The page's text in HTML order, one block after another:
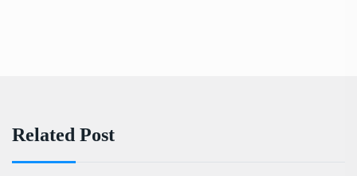
Related Post